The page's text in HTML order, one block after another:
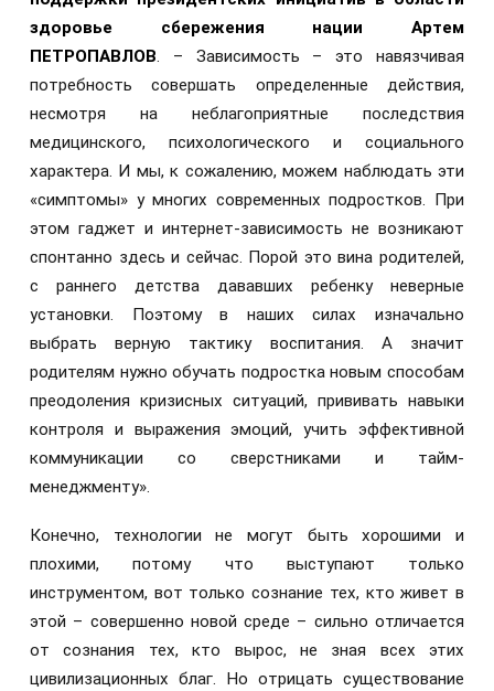
здоровье сбережения нации Артем
ПЕТРОПАВЛОВ. – Зависимость – это навязчивая
потребность совершать определенные действия,
несмотря на неблагоприятные последствия
медицинского, психологического и социального
характера. И мы, к сожалению, можем наблюдать эти
«симптомы» у многих современных подростков. При
этом гаджет и интернет-зависимость не возникают
спонтанно здесь и сейчас. Порой это вина родителей,
с раннего детства дававших ребенку неверные
установки. Поэтому в наших силах изначально
выбрать верную тактику воспитания. А значит
родителям нужно обучать подростка новым способам
преодоления кризисных ситуаций, прививать навыки
контроля и выражения эмоций, учить эффективной
коммуникации со сверстниками и тайм-
менеджменту».
Конечно, технологии не могут быть хорошими и
плохими, потому что выступают только
инструментом, вот только сознание тех, кто живет в
этой – совершенно новой среде – сильно отличается
от сознания тех, кто вырос, не зная всех этих
цивилизационных благ. Но отрицать существование